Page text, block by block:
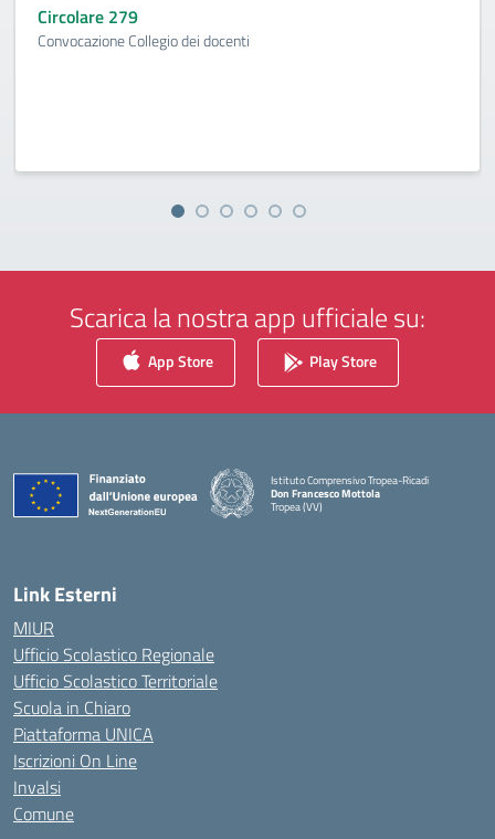
Circolare 279
Convocazione Collegio dei docenti
Scarica la nostra app ufficiale su:
App Store Play Store
Istituto Comprensivo Tropea-Ricadi
Don Francesco Mottola
Tropea (VV)
— Visita la pagina iniziale della scuola
Link Esterni
MIUR
Ufficio Scolastico Regionale
Ufficio Scolastico Territoriale
Scuola in Chiaro
Piattaforma UNICA
Iscrizioni On Line
Invalsi
Comune